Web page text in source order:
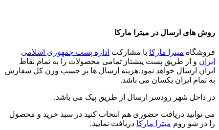
روش های ارسال در میترا مارکا
فروشگاه میترا مارکا با مشارکت اداره پست جمهوری اسلامی
ایران و از طریق پست پیشتاز تمامی محصولات را به تمام نقاط
ایران ارسال خواهد نمود.هزینه ارسال ها بر حسب وزن کل سفارش
به تمام ایران یکسان می باشد.
در داخل شهر رودسر ارسال از طریق پیک می باشد.
می توانید دریافت حضوری هم انتخاب کنید در سبد خرید و محصول
را در شو روم میترا مارکا دریافت نمایید.